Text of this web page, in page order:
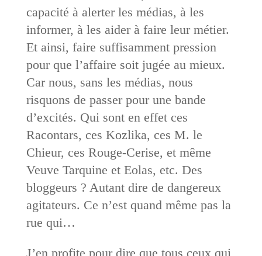
capacité à alerter les médias, à les
informer, à les aider à faire leur métier.
Et ainsi, faire suffisamment pression
pour que l’affaire soit jugée au mieux.
Car nous, sans les médias, nous
risquons de passer pour une bande
d’excités. Qui sont en effet ces
Racontars, ces Kozlika, ces M. le
Chieur, ces Rouge-Cerise, et même
Veuve Tarquine et Eolas, etc. Des
bloggeurs ? Autant dire de dangereux
agitateurs. Ce n’est quand même pas la
rue qui…
J’en profite pour dire que tous ceux qui